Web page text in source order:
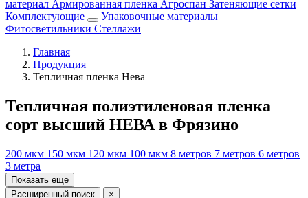
материал Армированная пленка Агроспан Затеняющие сетки
Комплектующие
Упаковочные материалы
Фитосветильники Стеллажи
Главная
Продукция
Тепличная пленка Нева
Тепличная полиэтиленовая пленка
сорт высший НЕВА в Фрязино
200 мкм 150 мкм 120 мкм 100 мкм 8 метров 7 метров 6 метров
3 метра
Показать еще
Расширенный поиск
×